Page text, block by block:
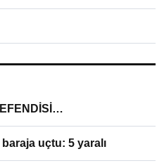
uçtu: 5 yaralı